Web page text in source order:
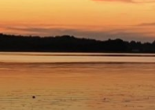
Skip
to